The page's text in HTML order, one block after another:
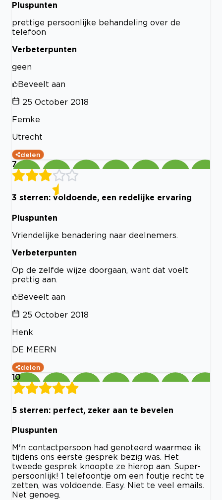
Pluspunten
prettige persoonlijke behandeling over de
telefoon
Verbeterpunten
geen
Beveelt aan
25 October 2018
Femke
Utrecht
delen
7
3 sterren: voldoende, een redelijke ervaring
Pluspunten
Vriendelijke benadering naar deelnemers.
Verbeterpunten
Op de zelfde wijze doorgaan, want dat voelt
prettig aan.
Beveelt aan
25 October 2018
Henk
DE MEERN
delen
10
5 sterren: perfect, zeker aan te bevelen
Pluspunten
M'n contactpersoon had genoteerd waarmee ik
tijdens ons eerste gesprek bezig was. Het
tweede gesprek knoopte ze hierop aan. Super-
persoonlijk! 1 telefoontje om een foutje recht te
zetten, was voldoende. Easy. Niet te veel emails.
Net genoeg.